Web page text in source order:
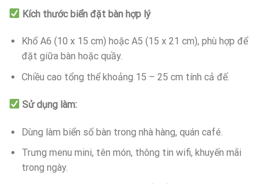
Kích thước biển đặt bàn hợp lý
Khổ A6 (10 x 15 cm) hoặc A5 (15 x 21 cm), phù hợp để
đặt giữa bàn hoặc quầy.
Chiều cao tổng thể khoảng 15 – 25 cm tính cả đế.
Sử dụng làm:
Dùng làm biển số bàn trong nhà hàng, quán café.
Trưng menu mini, tên món, thông tin wifi, khuyến mãi
trong ngày.